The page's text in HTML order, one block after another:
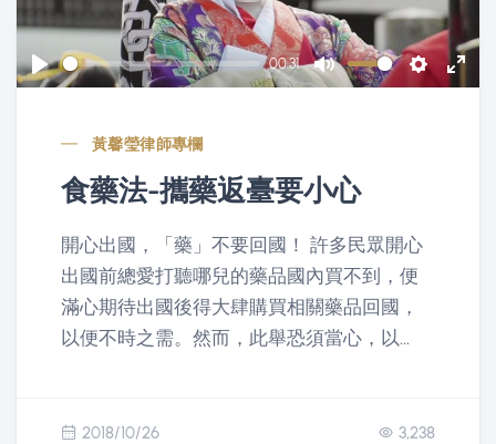
P
00:31
M
e
S
n
E
l
a
y
黃馨瑩律師專欄
食藥法-攜藥返臺要小心
開心出國，「藥」不要回國！ 許多民眾開心
出國前總愛打聽哪兒的藥品國內買不到，便
滿心期待出國後得大肆購買相關藥品回國，
以便不時之需。然而，此舉恐須當心，以...
2018/10/26 3,238